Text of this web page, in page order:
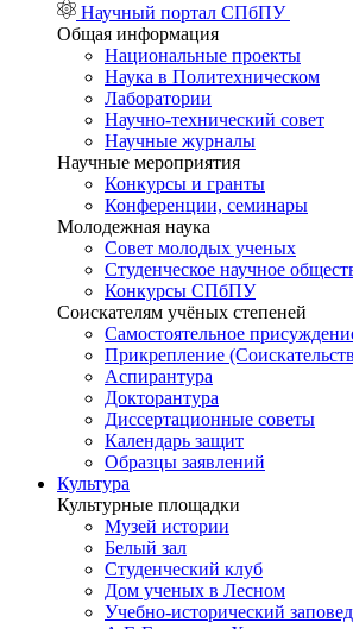
Научный портал СПбПУ
Общая информация
Национальные проекты
Наука в Политехническом
Лаборатории
Научно-технический совет
Научные журналы
Научные мероприятия
Конкурсы и гранты
Конференции, семинары
Молодежная наука
Совет молодых ученых
Студенческое научное
Конкурсы СПбПУ
Соискателям учёных степеней
Самостоятельное
Прикрепление
Аспирантура
Докторантура
Диссертационные советы
Календарь защит
Образцы заявлений
Культура
Культурные площадки
Музей истории
Белый зал
Студенческий клуб
Дом ученых в Лесном
Учебно-исторический